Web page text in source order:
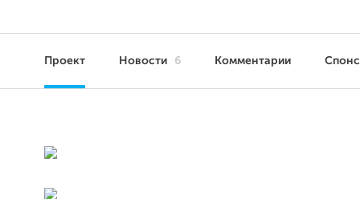
Проект Новости 6 Комментарии